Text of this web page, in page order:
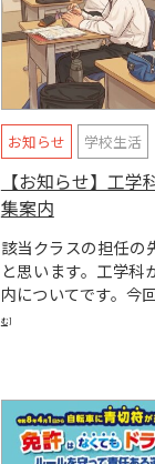
お知らせ 学校生活
【お知らせ】工
集案内
該当クラスの担任の
と思います。工学科
内についてです。今
む]